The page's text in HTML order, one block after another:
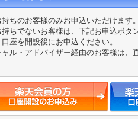
ちのお客様のみお申込いただけます。
ちでないお客様は、下記お申込ボタ
座を開設後にお申込ください。
ル・アドバイザー経由のお客様は、